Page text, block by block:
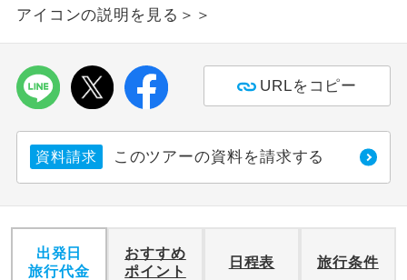
アイコンの説明を見る＞＞
URLをコピー
資料請求 このツアーの資料を請求する
出発日
旅行代金
おすすめ
ポイント
日程表 旅行条件